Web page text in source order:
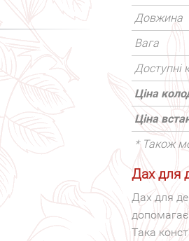
Довжина
Вага
Доступні
Ціна
Ціна
* Також
Дах для
Дах для
Така